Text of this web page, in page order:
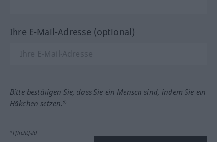
Ihre E-Mail-Adresse (optional)
Bitte bestätigen Sie, dass Sie ein Mensch sind, indem Sie ein
Häkchen setzen.*
*Pflichtfeld